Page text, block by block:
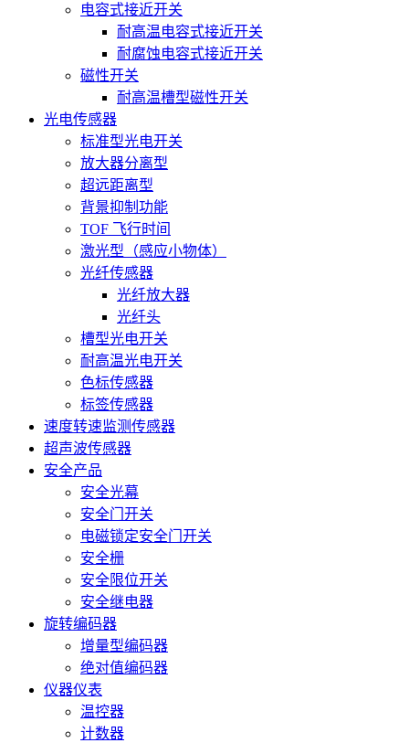
电容式接近开关
耐高温电容式接近开关
耐腐蚀电容式接近开关
磁性开关
耐高温槽型磁性开关
光电传感器
标准型光电开关
放大器分离型
超远距离型
背景抑制功能
TOF 飞行时间
激光型（感应小物体）
光纤传感器
光纤放大器
光纤头
槽型光电开关
耐高温光电开关
色标传感器
标签传感器
速度转速监测传感器
超声波传感器
安全产品
安全光幕
安全门开关
电磁锁定安全门开关
安全栅
安全限位开关
安全继电器
旋转编码器
增量型编码器
绝对值编码器
仪器仪表
温控器
计数器